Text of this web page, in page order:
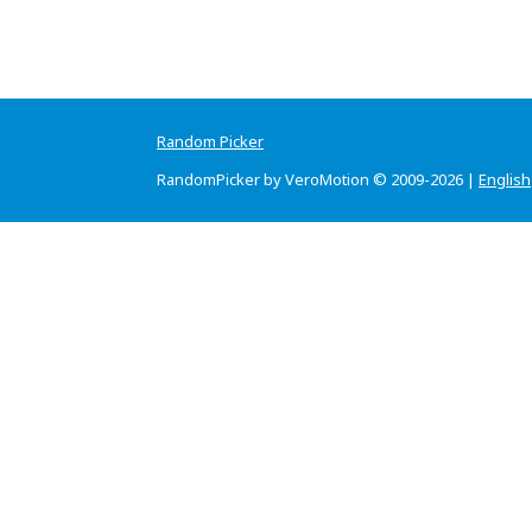
Random Picker
RandomPicker by VeroMotion © 2009-2026 | English